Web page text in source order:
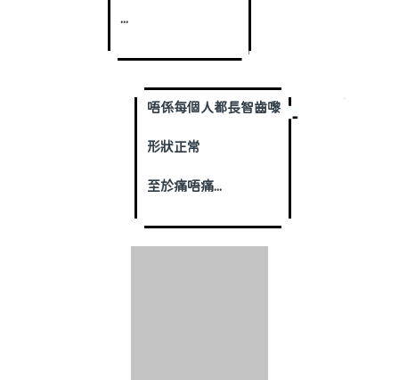
...
唔係每個人都長智齒嚟
形狀正常
至於痛唔痛...